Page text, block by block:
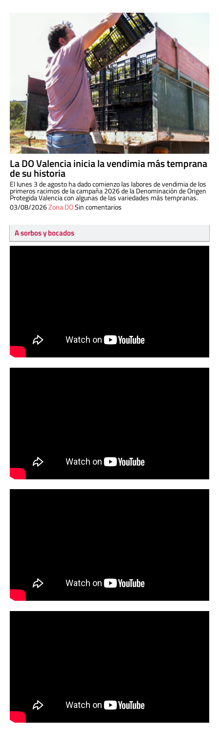
La DO Valencia inicia la vendimia más temprana
de su historia
El lunes 3 de agosto ha dado comienzo las labores de vendimia de los
primeros racimos de la campaña 2026 de la Denominación de Origen
Protegida Valencia con algunas de las variedades más tempranas.
03/08/2026Zona DOSin comentarios
A sorbos y bocados